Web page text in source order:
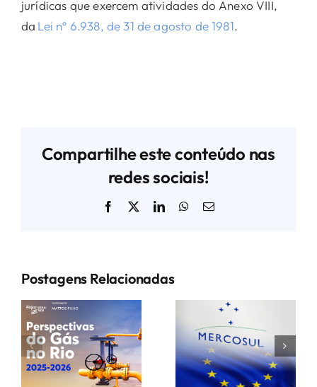
jurídicas que exercem atividades do Anexo VIII,
da Lei nº 6.938, de 31 de agosto de 1981.
Compartilhe este conteúdo nas
redes sociais!
Facebook
X LinkedInWhatsApp
E-
Postagens Relacionadas